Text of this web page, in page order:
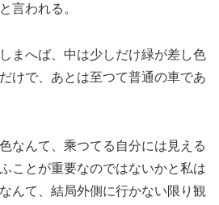
言われる。
まへば、中は少しだけ緑が差し色
けで、あとは至つて普通の車であ
なんて、乘つてる自分には見える
ことが重要なのではないかと私は
んて、結局外側に行かない限り観